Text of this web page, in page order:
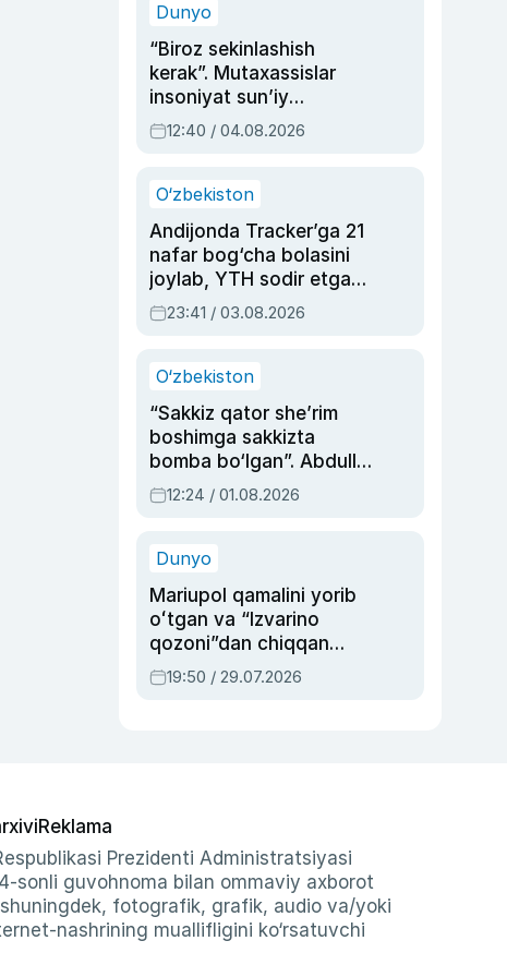
Dunyo
“Biroz sekinlashish
kerak”. Mutaxassislar
insoniyat sun’iy
intellektni boshqara
olmay qolishidan xavotir
12:40 / 04.08.2026
O‘zbekiston
Andijonda Tracker’ga 21
nafar bog‘cha bolasini
joylab, YTH sodir etgan
ayolga sud hukmi o‘qildi
23:41 / 03.08.2026
O‘zbekiston
“Sakkiz qator she’rim
boshimga sakkizta
bomba bo‘lgan”. Abdulla
Oripovni siyosiy
ayblovlardan asrab
12:24 / 01.08.2026
Dunyo
Mariupol qamalini yorib
oʻtgan va “Izvarino
qozoni”dan chiqqan
qahramon — Ukraina
armiyasi bosh
19:50 / 29.07.2026
Reklama
Prezidenti Administratsiyasi
sonli guvohnoma bilan ommaviy axborot
fotografik, grafik, audio va/yoki
nashrining muallifligini ko‘rsatuvchi